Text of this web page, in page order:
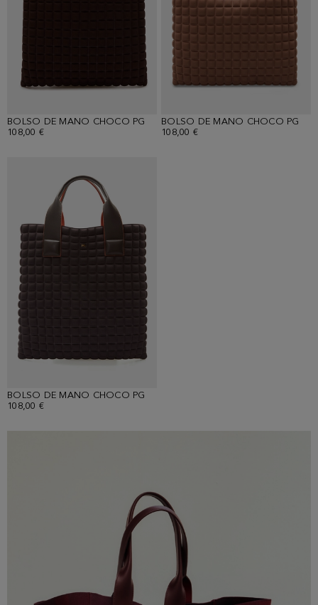
BOLSO DE MANO CHOCO PG
108,00 €
BOLSO DE MANO CHOCO PG
108,00 €
BOLSO DE MANO CHOCO PG
108,00 €